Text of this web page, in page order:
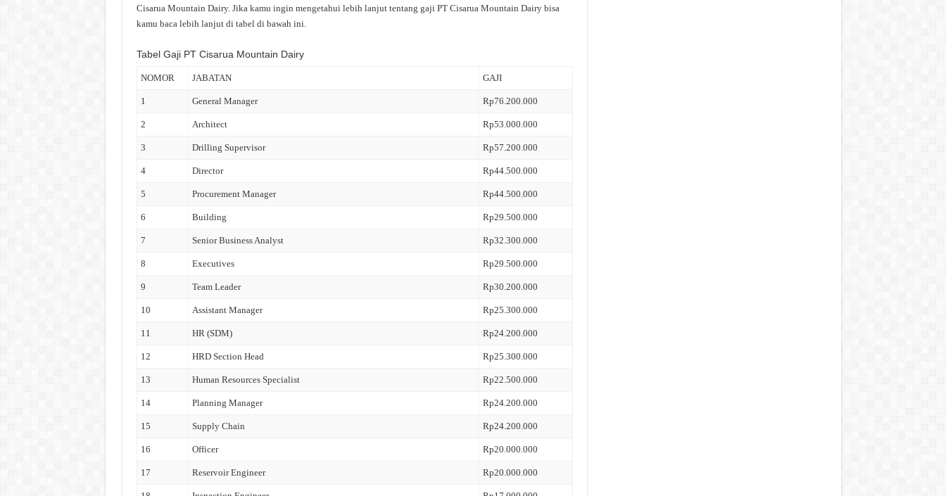
Cisarua Mountain Dairy. Jika kamu ingin mengetahui lebih lanjut tentang gaji PT Cisarua Mountain Dairy bisa
kamu baca lebih lanjut di tabel di bawah ini.
Tabel Gaji PT Cisarua Mountain Dairy
NOMOR JABATAN GAJI
1 General Manager Rp76.200.000
2 Architect Rp53.000.000
3 Drilling Supervisor Rp57.200.000
4 Director Rp44.500.000
5 Procurement Manager Rp44.500.000
6 Building Rp29.500.000
7 Senior Business Analyst Rp32.300.000
8 Executives Rp29.500.000
9 Team Leader Rp30.200.000
10 Assistant Manager Rp25.300.000
11 HR (SDM) Rp24.200.000
12 HRD Section Head Rp25.300.000
13 Human Resources Specialist Rp22.500.000
14 Planning Manager Rp24.200.000
15 Supply Chain Rp24.200.000
16 Officer Rp20.000.000
17 Reservoir Engineer Rp20.000.000